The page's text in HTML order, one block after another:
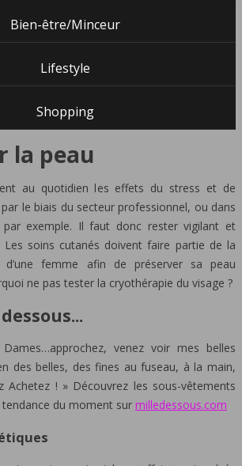
Bien-être/Minceur
Lifestyle
Shopping
la peau
au quotidien les effets du stress et de
par le biais du secteur professionnel, ou dans
exemple. Il faut donc rester vigilant et
soins cutanés doivent faire partie de la
d’une femme afin de préserver sa peau
ne pas tester la cryothérapie du visage ?
venez voir mes belles
des belles, des fines au fuseau, à la main,
Achetez ! » Découvrez les sous-vêtements
du moment sur milledessous.com